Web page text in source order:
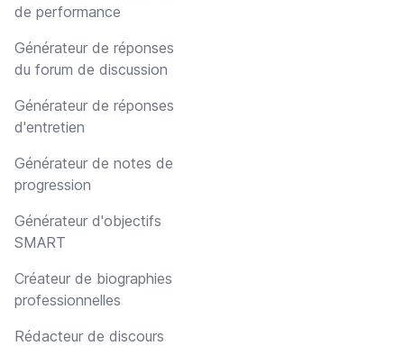
de performance
Générateur de réponses
du forum de discussion
Générateur de réponses
d'entretien
Générateur de notes de
progression
Générateur d'objectifs
SMART
Créateur de biographies
professionnelles
Rédacteur de discours